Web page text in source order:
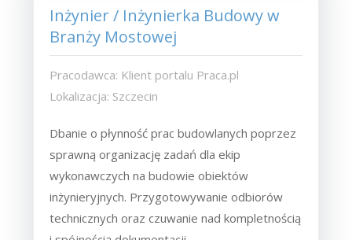
Inżynier / Inżynierka Budowy w
Branży Mostowej
Pracodawca: Klient portalu Praca.pl
Lokalizacja: Szczecin
Dbanie o płynność prac budowlanych poprzez
sprawną organizację zadań dla ekip
wykonawczych na budowie obiektów
inżynieryjnych. Przygotowywanie odbiorów
technicznych oraz czuwanie nad kompletnością